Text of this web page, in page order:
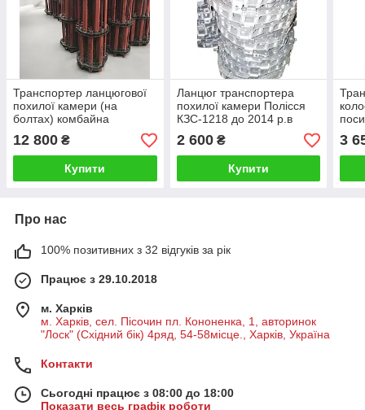
Транспортер ланцюгової
похилої камери (на
болтах) комбайна
ДОН-1500А/Б УСІЛЕННИЙ
12 800 ₴
Купити
Ланцюг транспортера
похилої камери Полісся
КЗС-1218 до 2014 р.в
посилена
2 600₴
Купити
3
Про нас
100% позитивних з 32 відгуків за рік
Працює з 29.10.2018
м. Харків
м. Харків, сел. Пісочин пл. Кононенка, 1, авторинок
"Лоск" (Східний бік) 4ряд, 54-58місце., Харків, Україна
Контакти
Сьогодні працює з 08:00 до 18:00
Показати весь графік роботи